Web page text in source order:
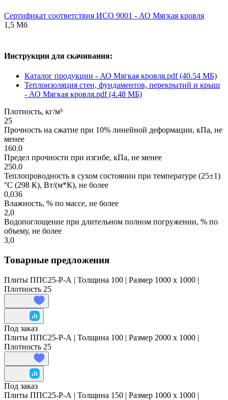
Сертификат соответствия ИСО 9001 - АО Мягкая кровля
1,5 Мб
Инструкции для скачивания:
Каталог продукции - АО Мягкая кровля.pdf (40.54 МБ)
Теплоизоляция стен, фундаментов, перекрытий и крыш
- АО Мягкая кровля.pdf (4.48 МБ)
Плотность, кг/м³
25
Прочность на сжатие при 10% линейной деформации, кПа, не
менее
160.0
Предел прочности при изгибе, кПа, не менее
250.0
Теплопроводность в сухом состоянии при температуре (25±1)
°С (298 К), Вт/(м*К), не более
0,036
Влажность, % по массе, не более
2,0
Водопоглощение при длительном полном погружении, % по
объему, не более
3,0
Товарные предложения
Плиты ППС25-Р-А | Толщина 100 | Размер 1000 x 1000 |
Плотность 25
Под заказ
Плиты ППС25-Р-А | Толщина 100 | Размер 2000 x 1000 |
Плотность 25
Под заказ
Плиты ППС25-Р-А | Толщина 150 | Размер 1000 x 1000 |